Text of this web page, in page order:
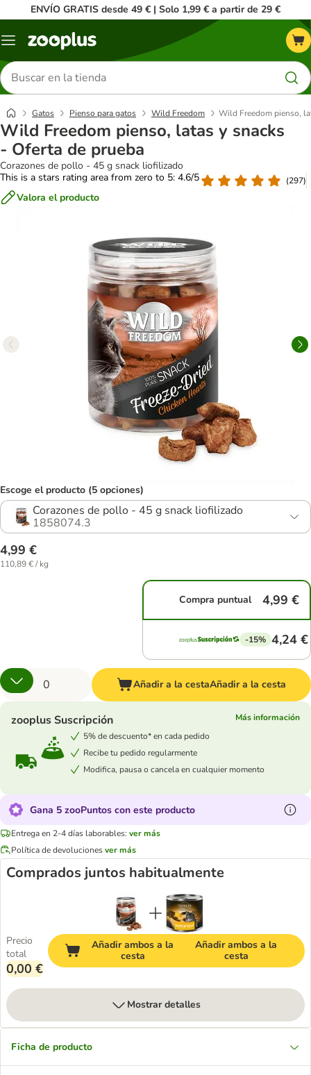
ENVÍO GRATIS desde 49 € | Solo 1,99 € a partir de 29 €
Menú
Buscar
productos
Gatos Pienso para gatos Wild Freedom Wild Freedom pienso,
Wild Freedom pienso, latas y snacks
- Oferta de prueba
Corazones de pollo - 45 g snack liofilizado
This is a stars rating area from zero to 5: 4.6/5
(297)
Valora el producto
Escoge el producto (5 opciones)
Corazones de pollo - 45 g snack liofilizado
1858074.3
4,99 €
110,89 € / kg
Compra puntual 4,99 €
-15% 4,24 €
Añadir a la cestaAñadir a la cesta
zooplus Suscripción
Más información
5% de descuento* en cada pedido
Recibe tu pedido regularmente
Modifica, pausa o cancela en cualquier momento
Gana 5 zooPuntos con este producto
Entrega en 2-4 días laborables: ver más
Política de devolucionesver más
Comprados juntos habitualmente
Precio
total
0,00 €
Añadir ambos a la
cesta
Añadir ambos a la
cesta
Mostrar detalles
Ficha de producto